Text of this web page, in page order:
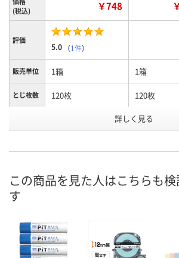
(税込)
￥748
評価
5.0 （1件）
販売単位 1箱 1箱
とじ枚数 120枚 120枚
大
号
お届け日
数量
カゴへ カ
詳しく見る
この商品を見た人はこちらも
す